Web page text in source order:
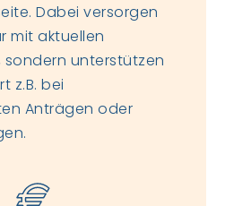
Dabei versorgen
mit aktuellen
unterstützen
z.B. bei
Anträgen oder